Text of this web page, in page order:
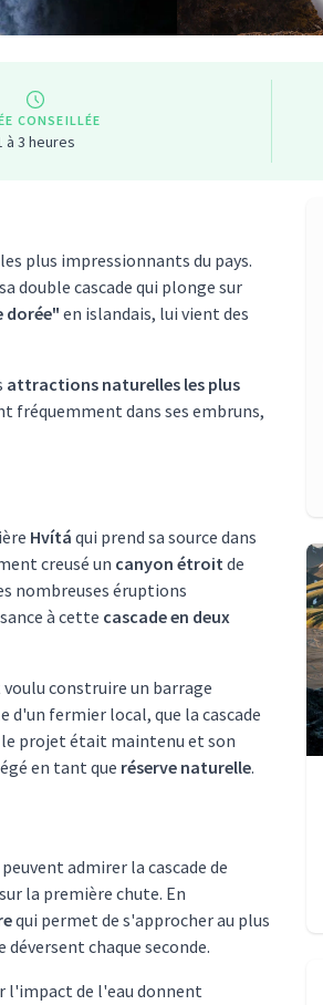
CONSEILLÉE
à 3 heures
plus impressionnants du pays.
double cascade qui plonge sur
dorée"en islandais, lui vient des
attractions naturelles les plus
fréquemment dans ses embruns,
Hvítá qui prend sa source dans
creusé un canyon étroit de
nombreuses éruptions
à cette cascade en deux
construire un barrage
d'un fermier local, que la cascade
le projet était maintenu et son
en tant que réserve naturelle.
admirer la cascade de
la première chute. En
qui permet de s'approcher au plus
déversent chaque seconde.
l'impact de l'eau donnent